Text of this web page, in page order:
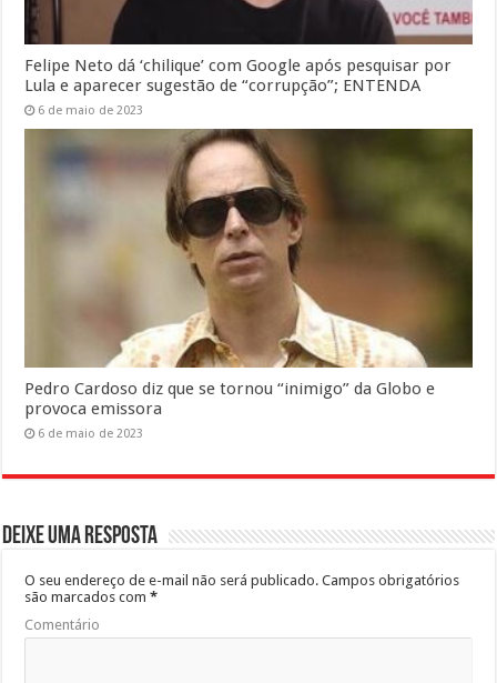
Felipe Neto dá ‘chilique’ com Google após pesquisar por
Lula e aparecer sugestão de “corrupção”; ENTENDA
6 de maio de 2023
Pedro Cardoso diz que se tornou “inimigo” da Globo e
provoca emissora
6 de maio de 2023
Deixe uma resposta
O seu endereço de e-mail não será publicado. Campos obrigatórios
são marcados com*
Comentário